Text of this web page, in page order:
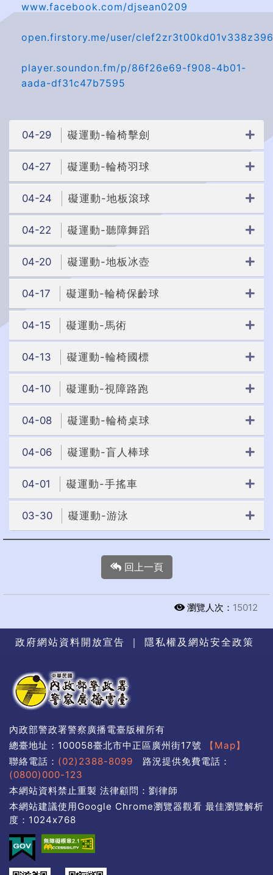
www.facebook.com/djsean0209
open.firstory.me/user/
player.soundon.fm/p/86f26e69-f908-4b01-
aada-df31c47b7595
04-29 礙運動-輪椅擊劍
04-27 礙運動-輪椅羽球
04-24 礙運動-地板滾球
04-22 礙運動-聽障舞蹈
04-20 礙運動-地板冰壺
04-17 礙運動-輪椅保齡球
04-15 礙運動-馬術
04-13 礙運動-輪椅國標
04-10 礙運動-視障路跑
04-08 礙運動-輪椅桌球
04-06 礙運動-盲人棒球
04-01 礙運動-手搖車
03-30 礙運動-游泳
回上一頁
瀏覽人次： 15012
政府網站資料開放宣告 ｜ 隱私權及網站安全政策
內政部警政署警察廣播電臺版權所有
總臺地址：100058臺北市中正區廣州街17號
【Map】
聯絡電話： (02)2388-8099 路況提供免費電話：
(0800)000-123
本網站資料禁止重製 法律顧問：劉律師
本網站建議使用Google Chrome瀏覽器觀看 最佳瀏覽解析
度：1024x768